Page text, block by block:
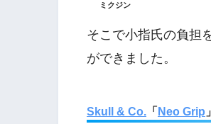
ミクジン
そこで小指氏の負担
ができました。
Skull & Co. 「 Neo Grip